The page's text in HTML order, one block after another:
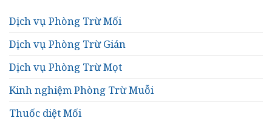
Dịch vụ Phòng Trừ Mối
Dịch vụ Phòng Trừ Gián
Dịch vụ Phòng Trừ Mọt
Kinh nghiệm Phòng Trừ Muỗi
Thuốc diệt Mối